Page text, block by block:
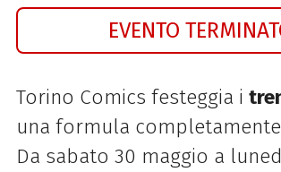
EVENTO
Torino Comics festeggia i
una formula
Da sabato 30 maggio a